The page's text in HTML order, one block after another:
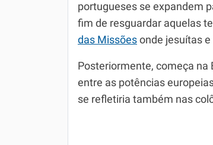
portugueses se expandem
fim de resguardar aquelas
das Missões onde jesuítas
Posteriormente, começa na
entre as potências
se refletiria também nas